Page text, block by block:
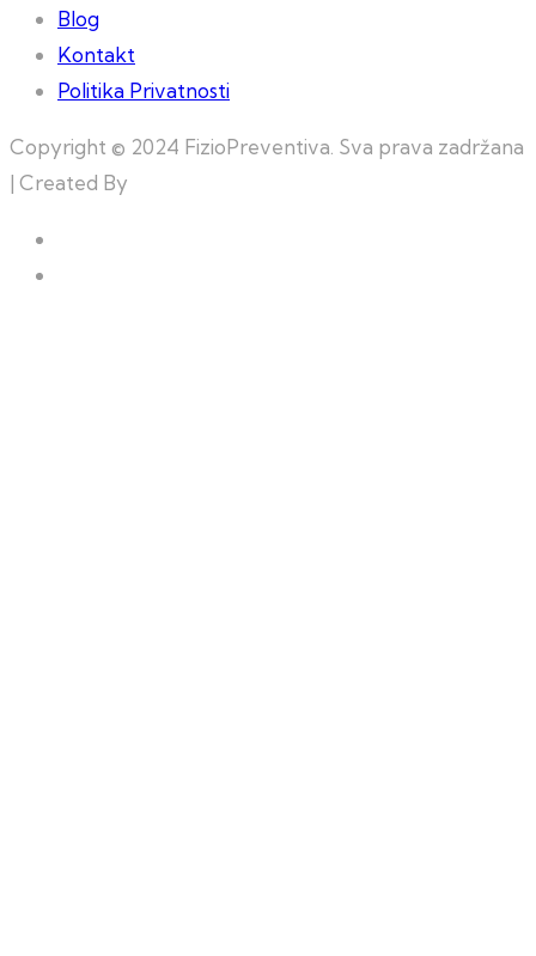
Blog
Kontakt
Politika Privatnosti
Copyright © 2024 FizioPreventiva. Sva prava zadržana
| Created By